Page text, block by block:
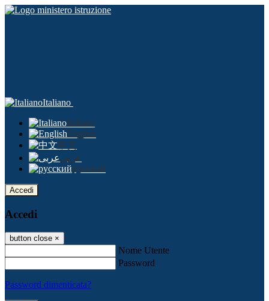
Italiano
Italiano
English
中文
عربى
русский
Accedi
Accedi
button close ×
Nome Utente
Password
Password dimenticata?